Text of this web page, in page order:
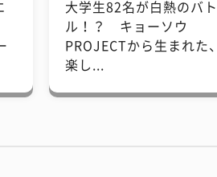
大学生82名が白熱のバト
ル！？ キョーソウ
PROJECTから生まれた、
楽し...